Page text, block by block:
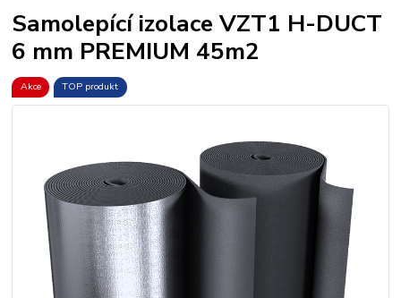
Samolepící izolace VZT1 H-DUCT
6 mm PREMIUM 45m2
Akce TOP produkt